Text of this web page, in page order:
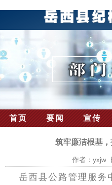
首页 要闻 宣传
筑牢廉洁根基
作者：yxjw
岳西县公路管理服务